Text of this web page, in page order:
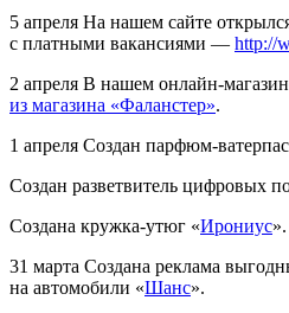
5 апреля На нашем сайте
с платными вакансиями — http://
2 апреля В нашем онлайн-
из магазина «Фаланстер».
1 апреля Создан парфюм-
Создан разветвитель цифровых
Создана кружка-утюг «Ирониус».
31 марта Создана реклама
на автомобили «Шанс».